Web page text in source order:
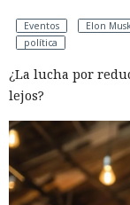
Eventos Elon
política
¿La lucha por
lejos?